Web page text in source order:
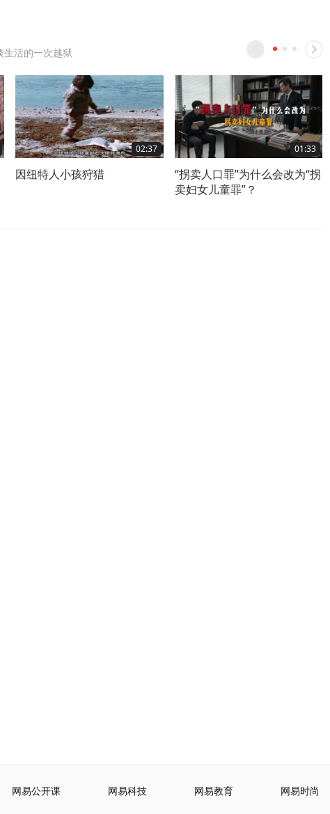
生活的一次越狱
02:37
因纽特人小孩狩猎
01:33
“拐卖人口罪”为什么会改为“拐
卖妇女儿童罪”？
网易公开课 网易科技 网易教育 网易时尚